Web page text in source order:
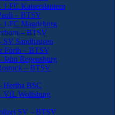
1.FC Kaiserslautern
– BTSV
1.FC Magdeburg
– BTSV
Sandhausen
Fürth – BTSV
Regensburg
– BTSV
Hertha BSC
VfL Wolfsburg
SV – BTSV